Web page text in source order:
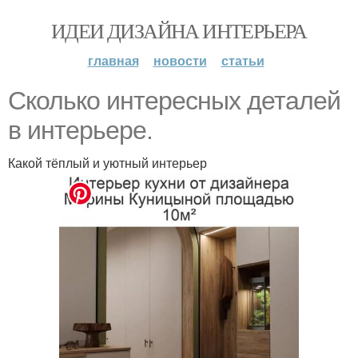
ИДЕИ ДИЗАЙНА ИНТЕРЬЕРА
главная новости статьи
Сколько интересных деталей
в интерьере.
Какой тёплый и уютный интерьер